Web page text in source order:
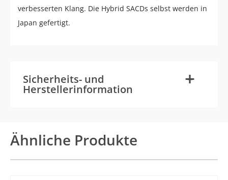
verbesserten Klang. Die Hybrid SACDs selbst werden in
Japan gefertigt.
Sicherheits- und
Herstellerinformation +
-
Ähnliche Produkte